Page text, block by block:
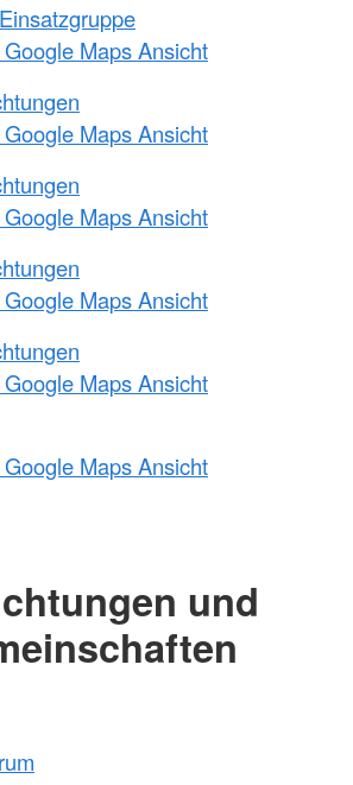
Maps Ansicht
Maps Ansicht
Maps Ansicht
Maps Ansicht
Maps Ansicht
Maps Ansicht
und